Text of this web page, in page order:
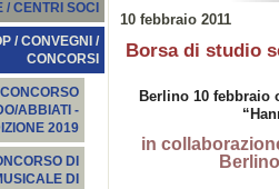
/ CENTRI SOCI
/ CONVEGNI /
CONCORSI
CONCORSO
ABBIATI -
2019
DI
DI
10 febbraio 2011
Borsa di studio
Berlino 10 febbraio
in